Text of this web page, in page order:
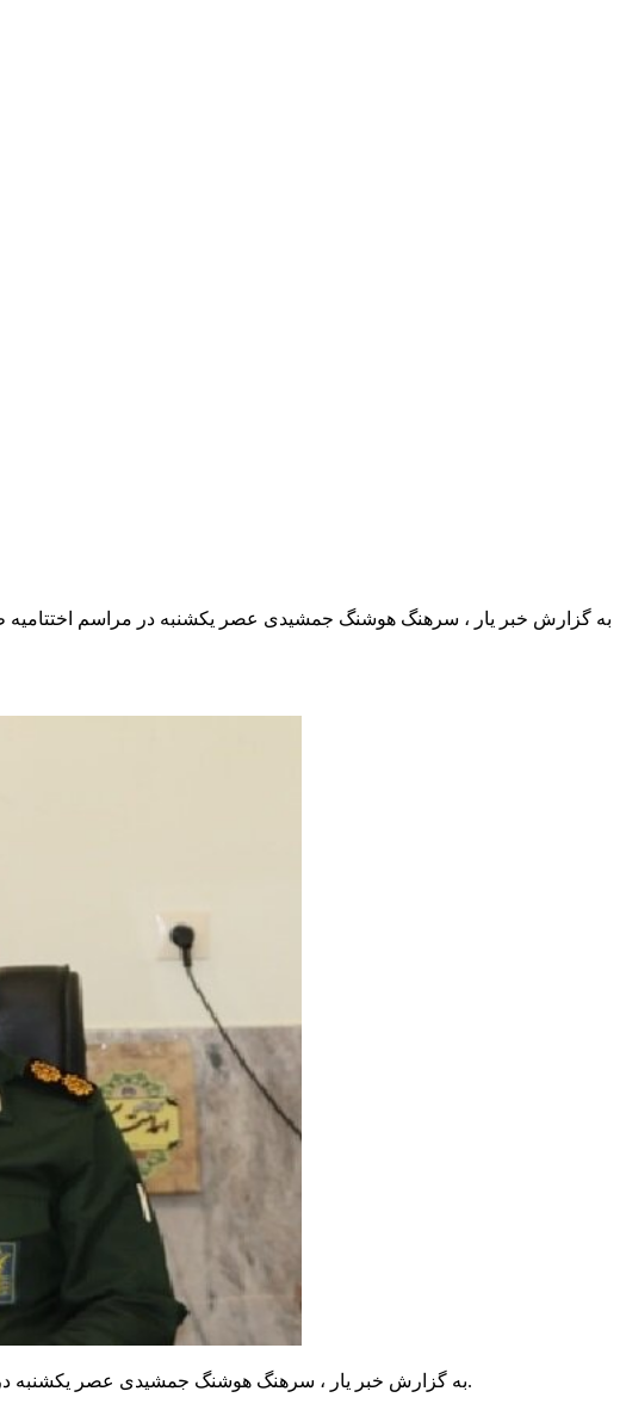
به گزارش خبر یار ، سرهنگ هوشنگ جمشیدی عصر یکشنبه در مراسم اختتامیه
به گزارش خبر یار ، سرهنگ هوشنگ جمشیدی عصر یکشنبه در مراسم اختتامیه طرح محرومیت زدایی دامپزشکی، اظهار کرد: انقلاب اسلامی لطف الهی است که به ایرانیان اعطا شده است.